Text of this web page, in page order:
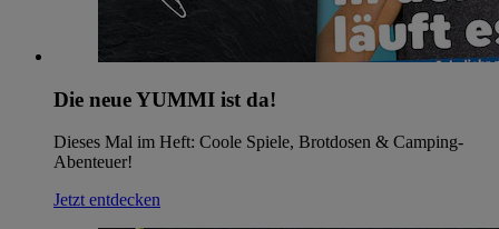
Die neue YUMMI ist da!
Dieses Mal im Heft: Coole Spiele, Brotdosen & Camping-
Abenteuer!
Jetzt entdecken